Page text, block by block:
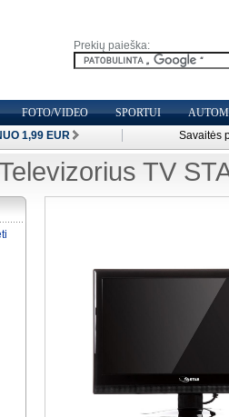
Prekių paieška:
FOTO/VIDEO SPORTUI
1,99 EUR
Savaitės
TV